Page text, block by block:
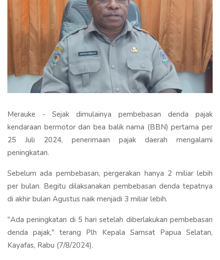
Merauke - Sejak dimulainya pembebasan denda pajak
kendaraan bermotor dan bea balik nama (BBN) pertama per
25 Juli 2024, penerimaan pajak daerah mengalami
peningkatan.
Sebelum ada pembebasan, pergerakan hanya 2 miliar lebih
per bulan. Begitu dilaksanakan pembebasan denda tepatnya
di akhir bulan Agustus naik menjadi 3 miliar lebih.
"Ada peningkatan di 5 hari setelah diberlakukan pembebasan
denda pajak," terang Plh Kepala Samsat Papua Selatan,
Kayafas, Rabu (7/8/2024).